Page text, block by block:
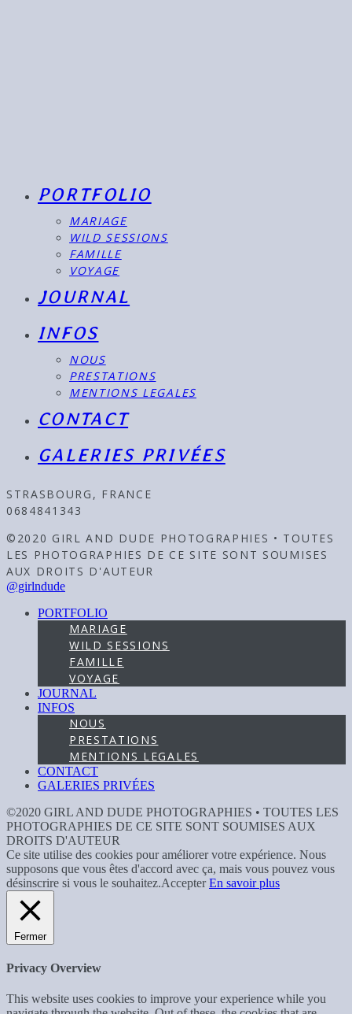
PORTFOLIO
MARIAGE
WILD SESSIONS
FAMILLE
VOYAGE
JOURNAL
INFOS
NOUS
PRESTATIONS
MENTIONS LEGALES
CONTACT
GALERIES PRIVÉES
STRASBOURG, FRANCE
0684841343
©2020 GIRL AND DUDE PHOTOGRAPHIES • TOUTES
LES PHOTOGRAPHIES DE CE SITE SONT SOUMISES
AUX DROITS D'AUTEUR
@girlndude
PORTFOLIO
MARIAGE
WILD SESSIONS
FAMILLE
VOYAGE
JOURNAL
INFOS
NOUS
PRESTATIONS
MENTIONS LEGALES
CONTACT
GALERIES PRIVÉES
©2020 GIRL AND DUDE PHOTOGRAPHIES • TOUTES LES
PHOTOGRAPHIES DE CE SITE SONT SOUMISES AUX
DROITS D'AUTEUR
Ce site utilise des cookies pour améliorer votre expérience. Nous
supposons que vous êtes d'accord avec ça, mais vous pouvez vous
désinscrire si vous le souhaitez.Accepter En savoir plus
Fermer
Privacy Overview
This website uses cookies to improve your experience while you